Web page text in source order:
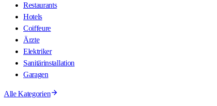
Restaurants
Hotels
Coiffeure
Ärzte
Elektriker
Sanitärinstallation
Garagen
Alle Kategorien